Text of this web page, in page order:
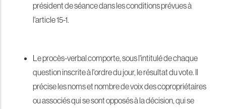
président de séance dans les conditions prévues à
l'article 15-1.
Le procès-verbal comporte, sous l'intitulé de chaque
question inscrite à l'ordre du jour, le résultat du vote. Il
précise les noms et nombre de voix des copropriétaires
ou associés qui se sont opposés à la décision, qui se